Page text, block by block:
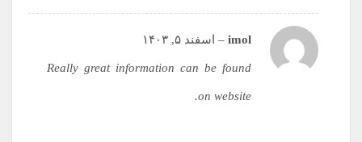
imol
– اسفند ۵, ۱۴۰۳
Really great information can be found
on website.